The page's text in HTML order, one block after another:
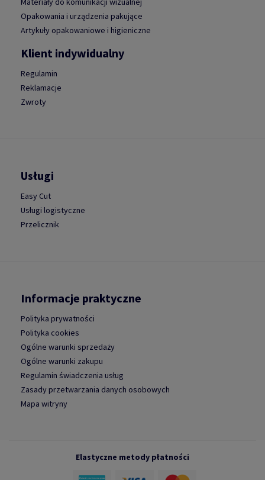
Opakowania i urządzenia pakujące
Artykuły opakowaniowe i higieniczne
Klient indywidualny
Regulamin
Reklamacje
Zwroty
Usługi
Easy Cut
Usługi logistyczne
Przelicznik
Informacje praktyczne
Polityka prywatności
Polityka cookies
Ogólne warunki sprzedaży
Ogólne warunki zakupu
Regulamin świadczenia usług
Zasady przetwarzania danych osobowych
Mapa witryny
Elastyczne metody płatności